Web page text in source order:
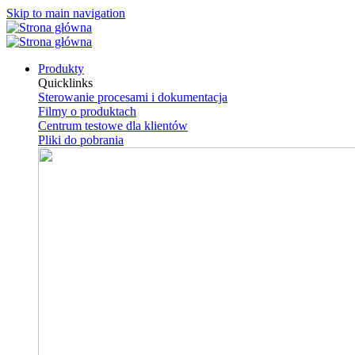
Skip to main navigation
Produkty
Quicklinks
Sterowanie procesami i dokumentacja
Filmy o produktach
Centrum testowe dla klientów
Pliki do pobrania